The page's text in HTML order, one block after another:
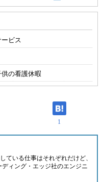
ビス
の看護休暇
1
ている仕事はそれぞれだけど、
ディング・エッジ社のエンジニ